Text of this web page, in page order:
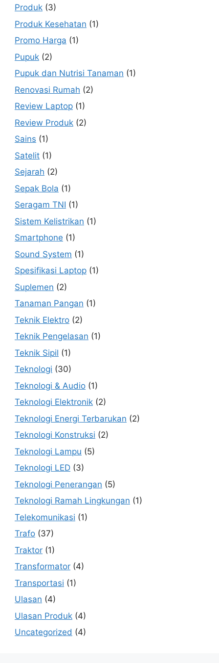
Produk (3)
Produk Kesehatan (1)
Promo Harga (1)
Pupuk (2)
Pupuk dan Nutrisi Tanaman (1)
Renovasi Rumah (2)
Review Laptop (1)
Review Produk (2)
Sains (1)
Satelit (1)
Sejarah (2)
Sepak Bola (1)
Seragam TNI (1)
Sistem Kelistrikan (1)
Smartphone (1)
Sound System (1)
Spesifikasi Laptop (1)
Suplemen (2)
Tanaman Pangan (1)
Teknik Elektro (2)
Teknik Pengelasan (1)
Teknik Sipil (1)
Teknologi (30)
Teknologi & Audio (1)
Teknologi Elektronik (2)
Teknologi Energi Terbarukan (2)
Teknologi Konstruksi (2)
Teknologi Lampu (5)
Teknologi LED (3)
Teknologi Penerangan (5)
Teknologi Ramah Lingkungan (1)
Telekomunikasi (1)
Trafo (37)
Traktor (1)
Transformator (4)
Transportasi (1)
Ulasan (4)
Ulasan Produk (4)
Uncategorized (4)